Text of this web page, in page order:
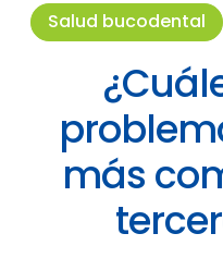
Salud bucodental
más